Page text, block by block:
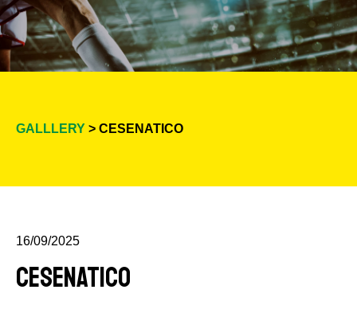
GALLLERY > CESENATICO
16/09/2025
CESENATICO